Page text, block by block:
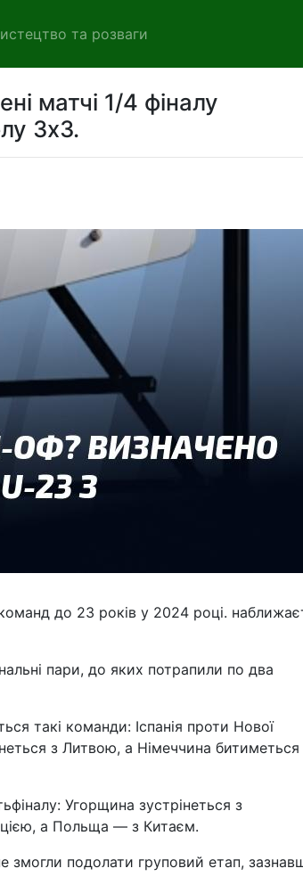
та розваги
матчі 1/4 фіналу
3x3.
до 23 років у 2024 році.
пари, до яких потрапили по два
такі команди: Іспанія проти Нової
з Литвою, а Німеччина битиметься
Угорщина зустрінеться з
а Польща — з Китаєм.
змогли подолати груповий етап,